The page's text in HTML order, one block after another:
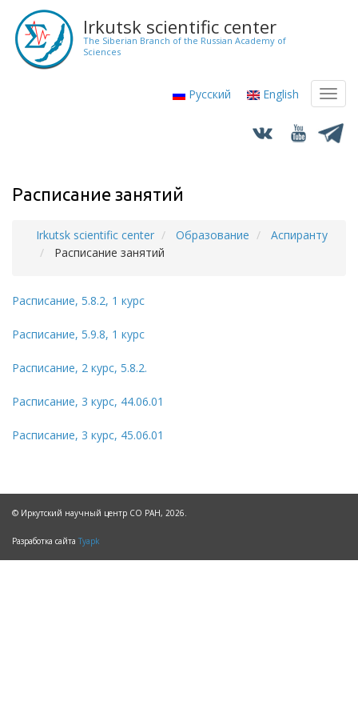
main
content
Irkutsk scientific center
The Siberian Branch of the Russian Academy of
Sciences
Русский English
Расписание занятий
Breadcrumb
Irkutsk scientific center Образование
Аспиранту
Расписание занятий
Расписание, 5.8.2, 1 курс
Расписание, 5.9.8, 1 курс
Расписание, 2 курс, 5.8.2.
Расписание, 3 курс, 44.06.01
Расписание, 3 курс, 45.06.01
© Иркутский научный центр СО РАН, 2026.
Разработка сайта Tyapk